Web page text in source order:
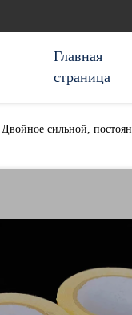
Главная
страница
Двойное сильной,